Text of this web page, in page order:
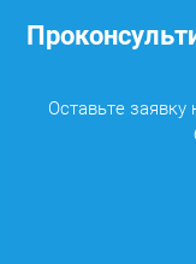
Оставьте